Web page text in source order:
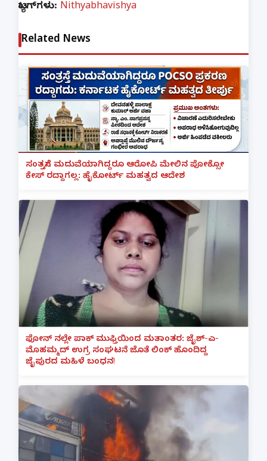
ಟ್ಯಾಗ್‌ಗಳು: Nithyabhavishya
Related News
ಸಂತ್ರಸ್ತೆಗೆ ಮದುವೆಯಾಗಿದ್ದರೂ ಆರೋಪಿ ಮೇಲಿನ ಪೋಕ್ಸೋ
ಕೇಸ್ ರದ್ದಾಗಲ್ಲ: ಹೈಕೋರ್ಟ್ ಮಹತ್ವದ ಆದೇಶ
ಫೋನ್ ನಲ್ಲೇ ಪಾಕ್ ಮುಫ್ತಿಯಿಂದ ಮತಾಂತರ: ಜೈಶ್-ಎ-
ಮೊಹಮ್ಮದ್ ಉಗ್ರ ಸಂಘಟನೆ ಜೊತೆ ಲಿಂಕ್ ಹೊಂದಿದ್ದ
ಜೈಪುರದ ಮಹಿಳೆ ಬಂಧನ!